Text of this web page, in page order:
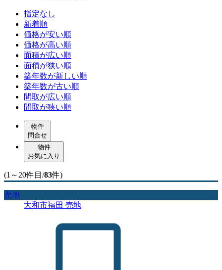
指定なし
新着順
価格が安い順
価格が高い順
面積が広い順
面積が狭い順
築年数が新しい順
築年数が古い順
間取が広い順
間取が狭い順
物件
問合せ
物件
お気に入り
(1～20件目/83件)
売地
大和市福田 売地